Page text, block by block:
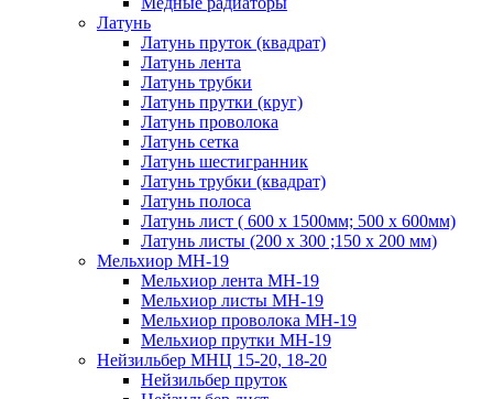
Латунь
Латунь пруток (квадрат)
Латунь лента
Латунь трубки
Латунь прутки (круг)
Латунь проволока
Латунь сетка
Латунь шестигранник
Латунь трубки (квадрат)
Латунь полоса
Латунь лист ( 600 х 1500мм; 500 х 600мм)
Латунь листы (200 х 300 ;150 х 200 мм)
Мельхиор МН-19
Мельхиор лента МН-19
Мельхиор листы МН-19
Мельхиор проволока МН-19
Мельхиор прутки МН-19
Нейзильбер МНЦ 15-20, 18-20
Нейзильбер пруток